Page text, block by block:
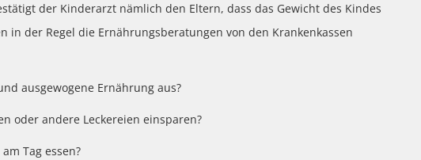
der Kinderarzt nämlich den Eltern, dass das Gewicht des Kindes
in der Regel die Ernährungsberatungen von den Krankenkassen
ausgewogene Ernährung aus?
oder andere Leckereien einsparen?
Tag essen?